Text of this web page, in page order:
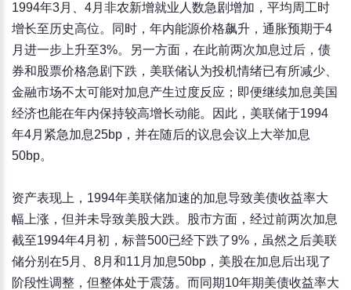
1994年3月、4月非农新增就业人数急剧增加，平均周工时
增长至历史高位。同时，年内能源价格飙升，通胀预期于4
月进一步上升至3%。另一方面，在此前两次加息过后，债
券和股票价格急剧下跌，美联储认为投机情绪已有所减少、
金融市场不太可能对加息产生过度反应；即便继续加息美国
经济也能在年内保持较高增长动能。因此，美联储于1994
年4月紧急加息25bp，并在随后的议息会议上大举加息
50bp。
资产表现上，1994年美联储加速的加息导致美债收益率大
幅上涨，但并未导致美股大跌。股市方面，经过前两次加息
截至1994年4月初，标普500已经下跌了9%，虽然之后美联
储分别在5月、8月和11月加息50bp，美股在加息后出现了
阶段性调整，但整体处于震荡。而同期10年期美债收益率大